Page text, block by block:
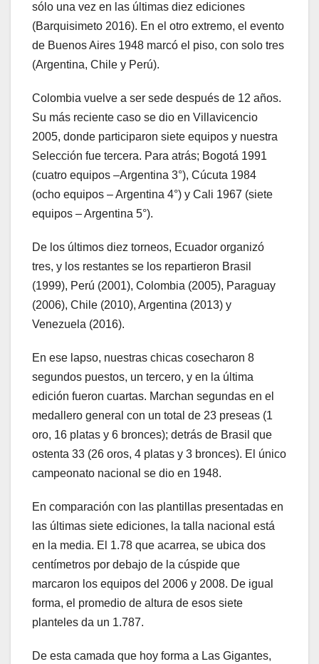
sólo una vez en las últimas diez ediciones
(Barquisimeto 2016). En el otro extremo, el evento
de Buenos Aires 1948 marcó el piso, con solo tres
(Argentina, Chile y Perú).
Colombia vuelve a ser sede después de 12 años.
Su más reciente caso se dio en Villavicencio
2005, donde participaron siete equipos y nuestra
Selección fue tercera. Para atrás; Bogotá 1991
(cuatro equipos –Argentina 3°), Cúcuta 1984
(ocho equipos – Argentina 4°) y Cali 1967 (siete
equipos – Argentina 5°).
De los últimos diez torneos, Ecuador organizó
tres, y los restantes se los repartieron Brasil
(1999), Perú (2001), Colombia (2005), Paraguay
(2006), Chile (2010), Argentina (2013) y
Venezuela (2016).
En ese lapso, nuestras chicas cosecharon 8
segundos puestos, un tercero, y en la última
edición fueron cuartas. Marchan segundas en el
medallero general con un total de 23 preseas (1
oro, 16 platas y 6 bronces); detrás de Brasil que
ostenta 33 (26 oros, 4 platas y 3 bronces). El único
campeonato nacional se dio en 1948.
En comparación con las plantillas presentadas en
las últimas siete ediciones, la talla nacional está
en la media. El 1.78 que acarrea, se ubica dos
centímetros por debajo de la cúspide que
marcaron los equipos del 2006 y 2008. De igual
forma, el promedio de altura de esos siete
planteles da un 1.787.
De esta camada que hoy forma a Las Gigantes,